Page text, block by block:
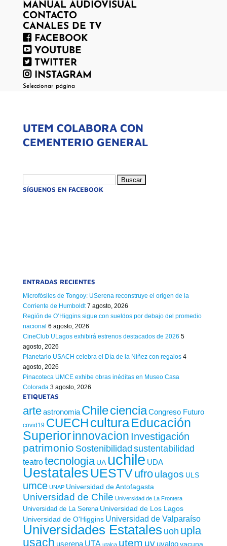
MANUAL AUDIOVISUAL
CONTACTO
CANALES DE TV
FACEBOOK
YOUTUBE
TWITTER
INSTAGRAM
Seleccionar página
UTEM COLABORA CON
CEMENTERIO GENERAL
SÍGUENOS EN FACEBOOK
ENTRADAS RECIENTES
Microfósiles de Tongoy: USerena reconstruye el origen de la
Corriente de Humboldt 7 agosto, 2026
Región de O’Higgins sigue con sueldos por debajo del promedio
nacional 6 agosto, 2026
CineClub ULagos exhibirá estrenos destacados de 2026 5
agosto, 2026
Planetario USACH celebra el Día de la Niñez con regalos 4
agosto, 2026
Pinacoteca UMCE exhibe obras inéditas en Museo Casa
Colorada 3 agosto, 2026
ETIQUETAS
arteastronomia Chileciencia Congreso Futuro
covid19 CUECHculturaEducación
Superiorinnovacion Investigación
patrimonio Sostenibilidad sustentabilidad
teatrotecnologia UA uchile UDA
Uestatales UESTVufroulagos ULS
umce UNAP Universidad de Antofagasta
Universidad de Chile Universidad de La Frontera
Universidad de La Serena Universidad de Los Lagos
Universidad de O'Higgins Universidad de Valparaíso
Universidades Estatales uoh upla
usach userena UTA utalca utem uv uvalpo vacuna